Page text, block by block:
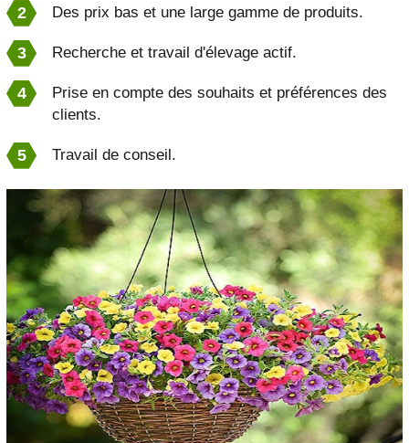
Des prix bas et une large gamme de produits.
Recherche et travail d'élevage actif.
Prise en compte des souhaits et préférences des
clients.
Travail de conseil.